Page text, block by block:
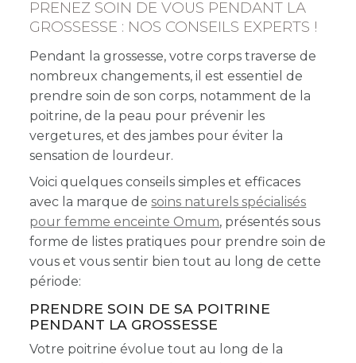
PRENEZ SOIN DE VOUS PENDANT LA
GROSSESSE : NOS CONSEILS EXPERTS !
Pendant la grossesse, votre corps traverse de
nombreux changements, il est essentiel de
prendre soin de son corps, notamment de la
poitrine, de la peau pour prévenir les
vergetures, et des jambes pour éviter la
sensation de lourdeur.
Voici quelques conseils simples et efficaces
avec la marque desoins naturels spécialisés
pour femme enceinte Omum, présentés sous
forme de listes pratiques pour prendre soin de
vous et vous sentir bien tout au long de cette
période:
PRENDRE SOIN DE SA POITRINE
PENDANT LA GROSSESSE
Votre poitrine évolue tout au long de la